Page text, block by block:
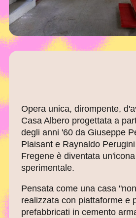
Opera unica, dirompente,
Casa Albero progettata a
degli anni '60 da Giuseppe
Plaisant e Raynaldo
Fregene è diventata
sperimentale.
Pensata come una casa
realizzata con piattaforme e
prefabbricati in cemento